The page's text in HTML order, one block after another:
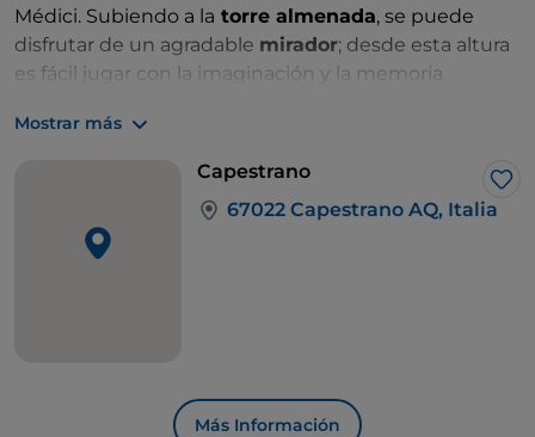
Médici. Subiendo a la torre almenada, se puede
disfrutar de un agradable mirador; desde esta altura
es fácil jugar con la imaginación y la memoria
que cruzaban el valle con sus rebaños. Al salir del
pueblo, es obligatoria una visita a la iglesia y al
convento de San Francesco
quienes buscan una experiencia fuera de lo común,
es recomendable llegar al cercano
Mostrar más
Capestrano
Me
67022 Capestrano AQ, Italia
Más Información